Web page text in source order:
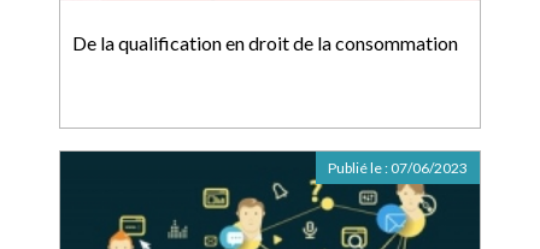
De la qualification en droit de la consommation
Publié le : 07/06/2023